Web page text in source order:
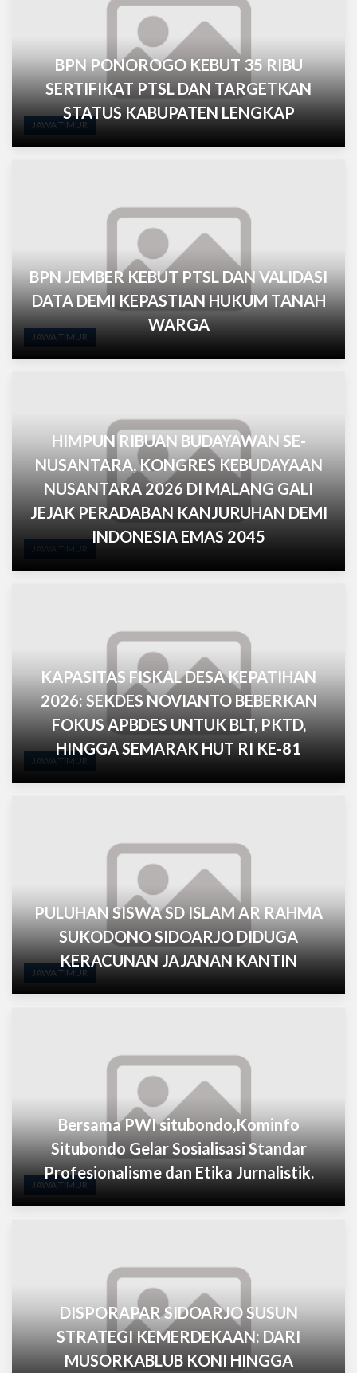
JAWA TIMUR
BPN PONOROGO KEBUT 35 RIBU
SERTIFIKAT PTSL DAN TARGETKAN
STATUS KABUPATEN LENGKAP
JAWA TIMUR
BPN JEMBER KEBUT PTSL DAN VALIDASI
DATA DEMI KEPASTIAN HUKUM TANAH
WARGA
JAWA TIMUR
HIMPUN RIBUAN BUDAYAWAN SE-
NUSANTARA, KONGRES KEBUDAYAAN
NUSANTARA 2026 DI MALANG GALI
JEJAK PERADABAN KANJURUHAN DEMI
INDONESIA EMAS 2045
JAWA TIMUR
KAPASITAS FISKAL DESA KEPATIHAN
2026: SEKDES NOVIANTO BEBERKAN
FOKUS APBDES UNTUK BLT, PKTD,
HINGGA SEMARAK HUT RI KE-81
JAWA TIMUR
PULUHAN SISWA SD ISLAM AR RAHMA
SUKODONO SIDOARJO DIDUGA
KERACUNAN JAJANAN KANTIN
JAWA TIMUR
Bersama PWI situbondo,Kominfo
Situbondo Gelar Sosialisasi Standar
Profesionalisme dan Etika Jurnalistik.
DISPORAPAR SIDOARJO SUSUN
STRATEGI KEMERDEKAAN: DARI
MUSORKABLUB KONI HINGGA